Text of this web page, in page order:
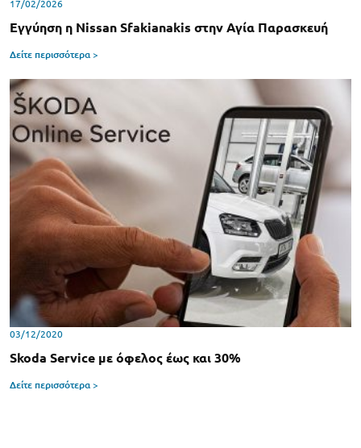
17/02/2026
Εγγύηση η Nissan Sfakianakis στην Αγία Παρασκευή
Δείτε περισσότερα >
03/12/2020
Skoda Service με όφελος έως και 30%
Δείτε περισσότερα >